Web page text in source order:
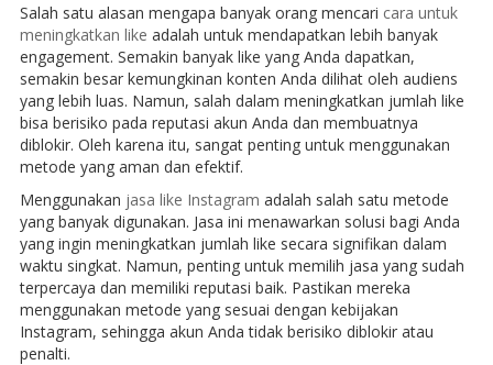
Salah satu alasan mengapa banyak orang mencari cara untuk
meningkatkan like adalah untuk mendapatkan lebih banyak
engagement. Semakin banyak like yang Anda dapatkan,
semakin besar kemungkinan konten Anda dilihat oleh audiens
yang lebih luas. Namun, salah dalam meningkatkan jumlah like
bisa berisiko pada reputasi akun Anda dan membuatnya
diblokir. Oleh karena itu, sangat penting untuk menggunakan
metode yang aman dan efektif.
Menggunakan jasa like Instagram adalah salah satu metode
yang banyak digunakan. Jasa ini menawarkan solusi bagi Anda
yang ingin meningkatkan jumlah like secara signifikan dalam
waktu singkat. Namun, penting untuk memilih jasa yang sudah
terpercaya dan memiliki reputasi baik. Pastikan mereka
menggunakan metode yang sesuai dengan kebijakan
Instagram, sehingga akun Anda tidak berisiko diblokir atau
penalti.